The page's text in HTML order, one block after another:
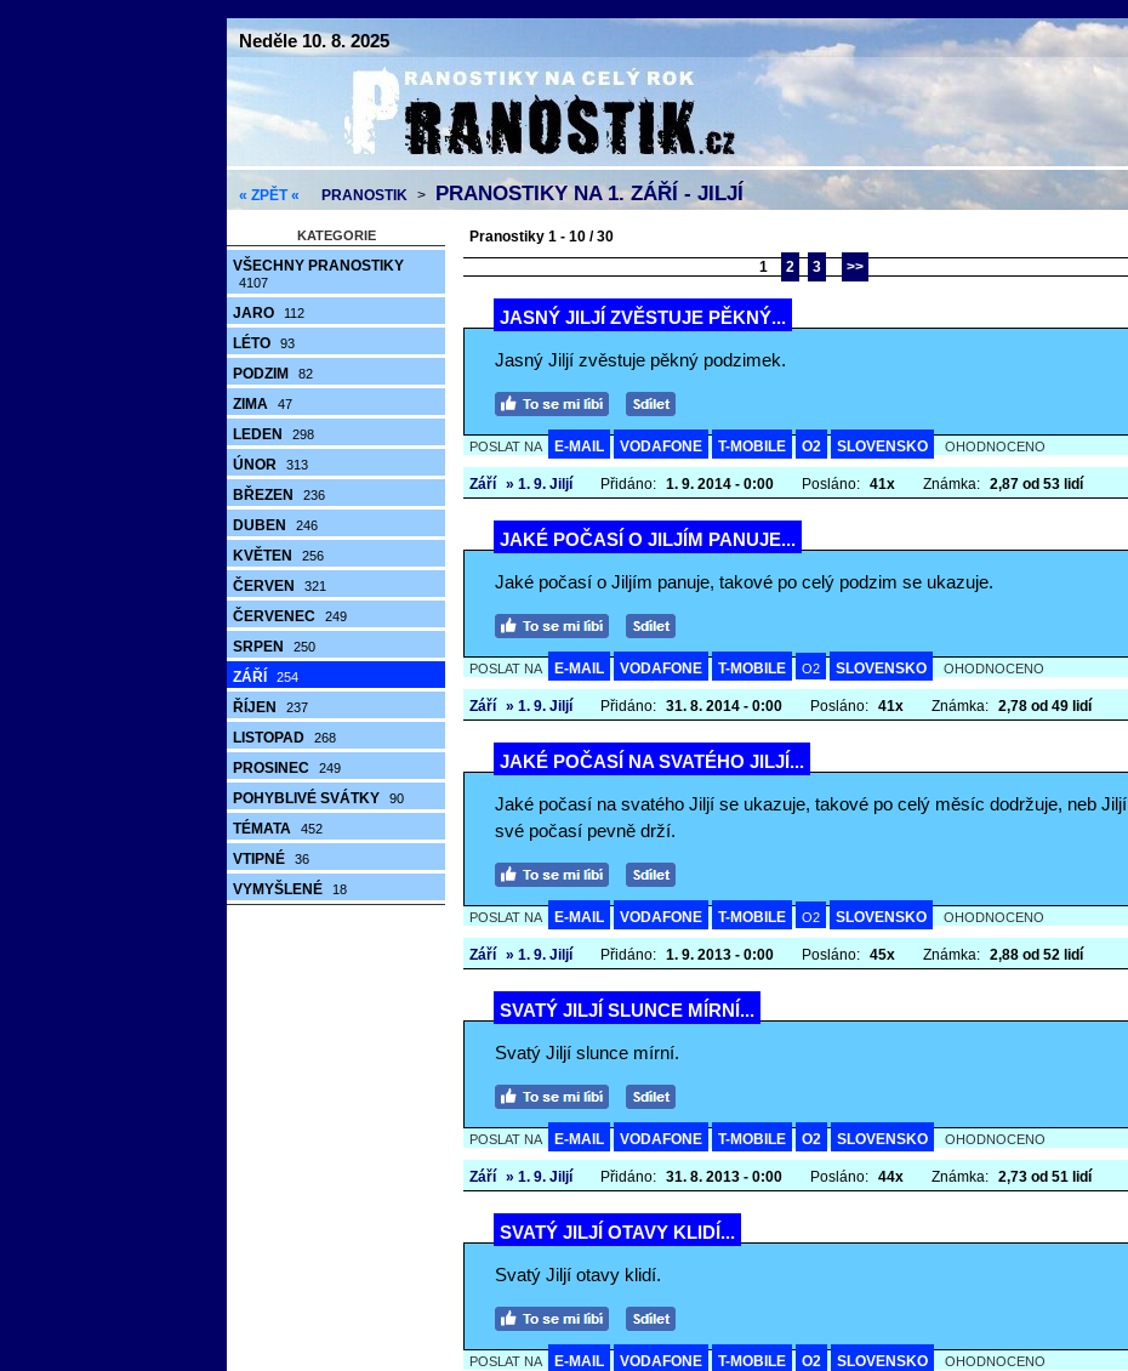
Neděle 10. 8. 2025
« ZPĚT « PRANOSTIK > PRANOSTIKY NA 1. ZÁŘÍ - JILJÍ
KATEGORIE
VŠECHNY PRANOSTIKY
4107
JARO 112
LÉTO 93
PODZIM 82
ZIMA 47
LEDEN 298
ÚNOR 313
BŘEZEN 236
DUBEN 246
KVĚTEN 256
ČERVEN 321
ČERVENEC 249
SRPEN 250
ZÁŘÍ 254
ŘÍJEN 237
LISTOPAD 268
PROSINEC 249
POHYBLIVÉ SVÁTKY 90
TÉMATA 452
VTIPNÉ 36
VYMYŠLENÉ 18
Pranostiky 1 - 10 / 30
1
2 3 >>
JASNÝ JILJÍ ZVĚSTUJE PĚKNÝ...
Jasný Jiljí zvěstuje pěkný podzimek.
POSLAT NA E-MAIL VODAFONE T-MOBILE O2 SLOVENSKO OHODNOCENO
Září » 1. 9. Jiljí Přidáno: 1. 9. 2014 - 0:00 Posláno: 41x Známka: 2,87 od 53 lidí
JAKÉ POČASÍ O JILJÍM PANUJE...
Jaké počasí o Jiljím panuje, takové po celý podzim se ukazuje.
POSLAT NA E-MAIL VODAFONE T-MOBILE O2 SLOVENSKO OHODNOCENO
Září » 1. 9. Jiljí Přidáno: 31. 8. 2014 - 0:00 Posláno: 41x Známka: 2,78 od 49 lidí
JAKÉ POČASÍ NA SVATÉHO JILJÍ...
Jaké počasí na svatého Jiljí se ukazuje, takové po celý měsíc dodržuje, neb Jiljí
své počasí pevně drží.
POSLAT NA E-MAIL VODAFONE T-MOBILE O2 SLOVENSKO OHODNOCENO
Září » 1. 9. Jiljí Přidáno: 1. 9. 2013 - 0:00 Posláno: 45x Známka: 2,88 od 52 lidí
SVATÝ JILJÍ SLUNCE MÍRNÍ...
Svatý Jiljí slunce mírní.
POSLAT NA E-MAIL VODAFONE T-MOBILE O2 SLOVENSKO OHODNOCENO
Září » 1. 9. Jiljí Přidáno: 31. 8. 2013 - 0:00 Posláno: 44x Známka: 2,73 od 51 lidí
SVATÝ JILJÍ OTAVY KLIDÍ...
Svatý Jiljí otavy klidí.
POSLAT NA E-MAIL VODAFONE T-MOBILE O2 SLOVENSKO OHODNOCENO